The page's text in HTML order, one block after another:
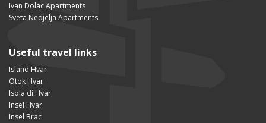
Ivan Dolac Apartments
Sveta Nedjelja Apartments
Useful travel links
Island Hvar
Otok Hvar
Isola di Hvar
Insel Hvar
Insel Brac